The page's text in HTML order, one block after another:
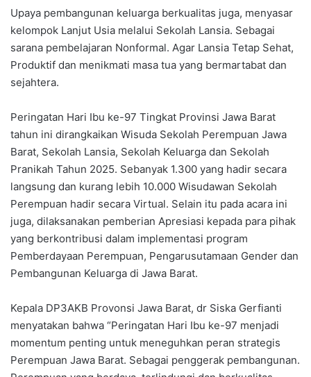
Upaya pembangunan keluarga berkualitas juga, menyasar
kelompok Lanjut Usia melalui Sekolah Lansia. Sebagai
sarana pembelajaran Nonformal. Agar Lansia Tetap Sehat,
Produktif dan menikmati masa tua yang bermartabat dan
sejahtera.
Peringatan Hari Ibu ke-97 Tingkat Provinsi Jawa Barat
tahun ini dirangkaikan Wisuda Sekolah Perempuan Jawa
Barat, Sekolah Lansia, Sekolah Keluarga dan Sekolah
Pranikah Tahun 2025. Sebanyak 1.300 yang hadir secara
langsung dan kurang lebih 10.000 Wisudawan Sekolah
Perempuan hadir secara Virtual. Selain itu pada acara ini
juga, dilaksanakan pemberian Apresiasi kepada para pihak
yang berkontribusi dalam implementasi program
Pemberdayaan Perempuan, Pengarusutamaan Gender dan
Pembangunan Keluarga di Jawa Barat.
Kepala DP3AKB Provonsi Jawa Barat, dr Siska Gerfianti
menyatakan bahwa “Peringatan Hari Ibu ke-97 menjadi
momentum penting untuk meneguhkan peran strategis
Perempuan Jawa Barat. Sebagai penggerak pembangunan.